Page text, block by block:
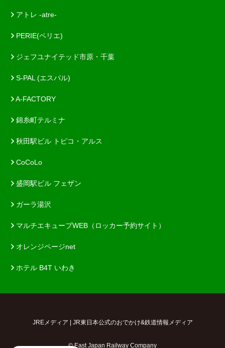
アトレ -atre-
PERIE(ペリエ)
ジェフユナイテッド市原・千葉
S-PAL (エスパル)
A-FACTORY
錦糸町テルミナ
秋田駅ビル トピコ・アルス
CoCoLo
盛岡駅ビル フェザン
ガーラ湯沢
マルチエキューブWEB（ロッカー予約サイト）
オレンジページnet
ホテル B4T いわき
JREメディア | JR東日本公式のおでかけ&鉄道情報メディア
© East Japan Railway Company